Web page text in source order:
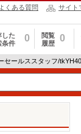
よくある質問 サイト
した
条件
0
閲覧
履歴
0
セールススタッフ/